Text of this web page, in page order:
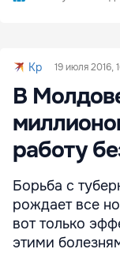
Kp 19 июля 2016,
В
работу
Борьба с
рождает все
вот только
этими